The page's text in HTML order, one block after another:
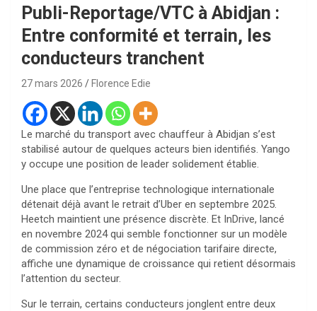
Publi-Reportage/VTC à Abidjan :
Entre conformité et terrain, les
conducteurs tranchent
27 mars 2026 Florence Edie
Le marché du transport avec chauffeur à Abidjan s’est
stabilisé autour de quelques acteurs bien identifiés. Yango
y occupe une position de leader solidement établie.
Une place que l’entreprise technologique internationale
détenait déjà avant le retrait d’Uber en septembre 2025.
Heetch maintient une présence discrète. Et InDrive, lancé
en novembre 2024 qui semble fonctionner sur un modèle
de commission zéro et de négociation tarifaire directe,
affiche une dynamique de croissance qui retient désormais
l’attention du secteur.
Sur le terrain, certains conducteurs jonglent entre deux